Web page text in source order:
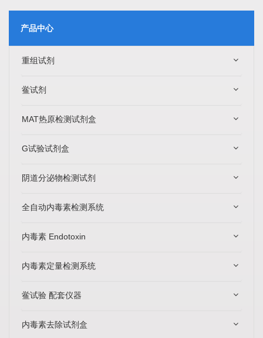
产品中心
重组试剂
鲎试剂
MAT热原检测试剂盒
G试验试剂盒
阴道分泌物检测试剂
全自动内毒素检测系统
内毒素 Endotoxin
内毒素定量检测系统
鲎试验 配套仪器
内毒素去除试剂盒